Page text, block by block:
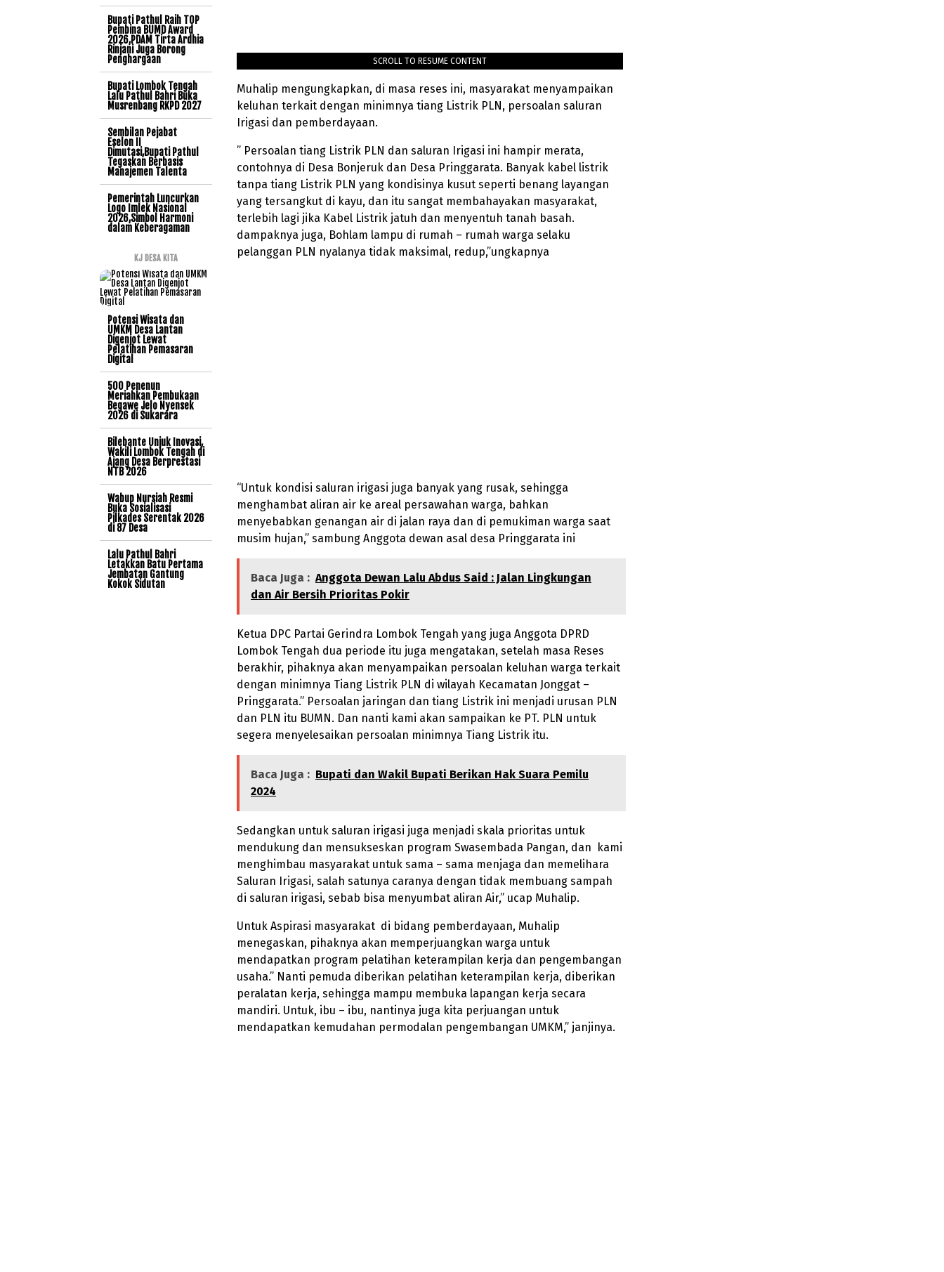
SCROLL TO RESUME CONTENT
Muhalip mengungkapkan, di masa reses ini, masyarakat menyampaikan
keluhan terkait dengan minimnya tiang Listrik PLN, persoalan saluran
Irigasi dan pemberdayaan.
” Persoalan tiang Listrik PLN dan saluran Irigasi ini hampir merata,
contohnya di Desa Bonjeruk dan Desa Pringgarata. Banyak kabel listrik
tanpa tiang Listrik PLN yang kondisinya kusut seperti benang layangan
yang tersangkut di kayu, dan itu sangat membahayakan masyarakat,
terlebih lagi jika Kabel Listrik jatuh dan menyentuh tanah basah.
dampaknya juga, Bohlam lampu di rumah – rumah warga selaku
pelanggan PLN nyalanya tidak maksimal, redup,”ungkapnya
“Untuk kondisi saluran irigasi juga banyak yang rusak, sehingga
menghambat aliran air ke areal persawahan warga, bahkan
menyebabkan genangan air di jalan raya dan di pemukiman warga saat
musim hujan,” sambung Anggota dewan asal desa Pringgarata ini
Baca Juga : Anggota Dewan Lalu Abdus Said : Jalan Lingkungan
dan Air Bersih Prioritas Pokir
Ketua DPC Partai Gerindra Lombok Tengah yang juga Anggota DPRD
Lombok Tengah dua periode itu juga mengatakan, setelah masa Reses
berakhir, pihaknya akan menyampaikan persoalan keluhan warga terkait
dengan minimnya Tiang Listrik PLN di wilayah Kecamatan Jonggat –
Pringgarata.” Persoalan jaringan dan tiang Listrik ini menjadi urusan PLN
dan PLN itu BUMN. Dan nanti kami akan sampaikan ke PT. PLN untuk
segera menyelesaikan persoalan minimnya Tiang Listrik itu.
Baca Juga : Bupati dan Wakil Bupati Berikan Hak Suara Pemilu
2024
Sedangkan untuk saluran irigasi juga menjadi skala prioritas untuk
mendukung dan mensukseskan program Swasembada Pangan, dan kami
menghimbau masyarakat untuk sama – sama menjaga dan memelihara
Saluran Irigasi, salah satunya caranya dengan tidak membuang sampah
di saluran irigasi, sebab bisa menyumbat aliran Air,” ucap Muhalip.
Untuk Aspirasi masyarakat di bidang pemberdayaan, Muhalip
menegaskan, pihaknya akan memperjuangkan warga untuk
mendapatkan program pelatihan keterampilan kerja dan pengembangan
usaha.” Nanti pemuda diberikan pelatihan keterampilan kerja, diberikan
peralatan kerja, sehingga mampu membuka lapangan kerja secara
mandiri. Untuk, ibu – ibu, nantinya juga kita perjuangan untuk
mendapatkan kemudahan permodalan pengembangan UMKM,” janjinya.
Bupati Pathul Raih TOP
Pembina BUMD Award
2026,PDAM Tirta Ardhia
Rinjani Juga Borong
Penghargaan
Bupati Lombok Tengah
Lalu Pathul Bahri Buka
Musrenbang RKPD 2027
Sembilan Pejabat
Eselon II
Dimutasi,Bupati Pathul
Tegaskan Berbasis
Manajemen Talenta
Pemerintah Luncurkan
Logo Imlek Nasional
2026,Simbol Harmoni
dalam Keberagaman
KJ DESA KITA
Potensi Wisata dan
UMKM Desa Lantan
Digenjot Lewat
Pelatihan Pemasaran
Digital
500 Penenun
Meriahkan Pembukaan
Begawe Jelo Nyensek
2026 di Sukarara
Bilebante Unjuk Inovasi,
Wakili Lombok Tengah di
Ajang Desa Berprestasi
NTB 2026
Wabup Nursiah Resmi
Buka Sosialisasi
Pilkades Serentak 2026
di 87 Desa
Lalu Pathul Bahri
Letakkan Batu Pertama
Jembatan Gantung
Kokok Sidutan